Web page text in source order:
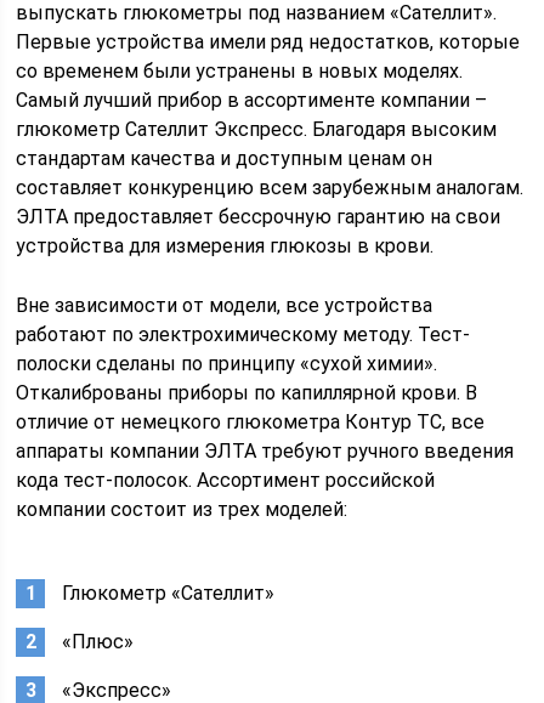
выпускать глюкометры под названием «Сателлит».
Первые устройства имели ряд недостатков, которые
со временем были устранены в новых моделях.
Самый лучший прибор в ассортименте компании –
глюкометр Сателлит Экспресс. Благодаря высоким
стандартам качества и доступным ценам он
составляет конкуренцию всем зарубежным аналогам.
ЭЛТА предоставляет бессрочную гарантию на свои
устройства для измерения глюкозы в крови.
Вне зависимости от модели, все устройства
работают по электрохимическому методу. Тест-
полоски сделаны по принципу «сухой химии».
Откалиброваны приборы по капиллярной крови. В
отличие от немецкого глюкометра Контур ТС, все
аппараты компании ЭЛТА требуют ручного введения
кода тест-полосок. Ассортимент российской
компании состоит из трех моделей:
Глюкометр «Сателлит»
«Плюс»
«Экспресс»